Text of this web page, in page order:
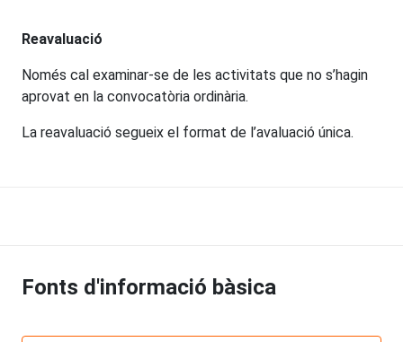
Reavaluació
Només cal examinar-se de les activitats que no s’hagin
aprovat en la convocatòria ordinària.
La reavaluació segueix el format de l’avaluació única.
Fonts d'informació bàsica